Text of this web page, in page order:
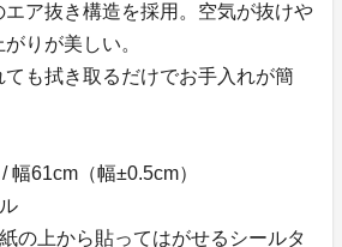
エア抜き構造を採用。空気が抜けや
りが美しい。
ても拭き取るだけでお手入れが簡
幅61cm（幅±0.5cm）
の上から貼ってはがせるシールタ